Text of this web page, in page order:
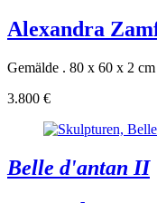
Alexandra
Gemälde . 80 x 60 x 2 cm
3.800 €
Belle d'antan II